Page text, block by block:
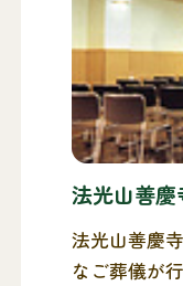
法光山善
法光山善慶
なご葬儀が